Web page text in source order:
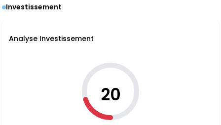
Investissement
Analyse Investissement
20